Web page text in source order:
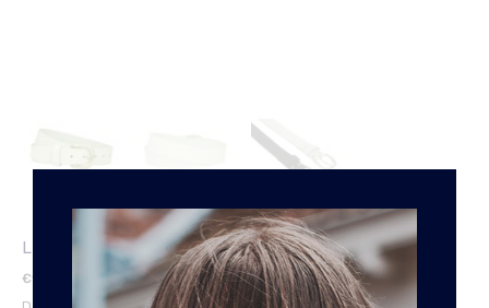
LEREN DAMES RIEM SNAKE WIT
€14.95